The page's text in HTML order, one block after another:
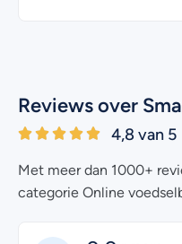
Reviews over
4,8 van 5
Met meer dan 1000+
categorie Online